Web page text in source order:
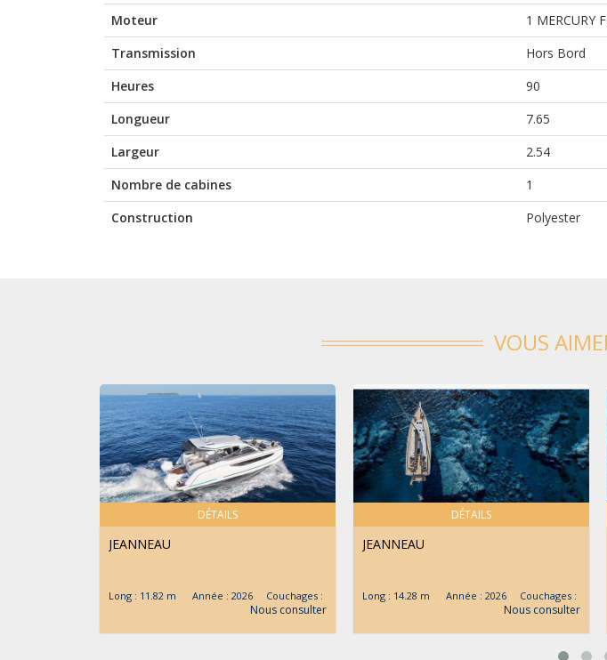
Moteur
1 MERCURY
Transmission
Hors Bord
Heures
90
Longueur
7.65
Largeur
2.54
Nombre de cabines
1
Construction
Polyester
VOUS
DÉTAILS
JEANNEAU
Long : 11.82 m Année : 2026 Couchages :
Nous consulter
DÉTAILS
JEANNEAU
Long : 14.28 m Année : 2026 Couchages :
Nous consulter